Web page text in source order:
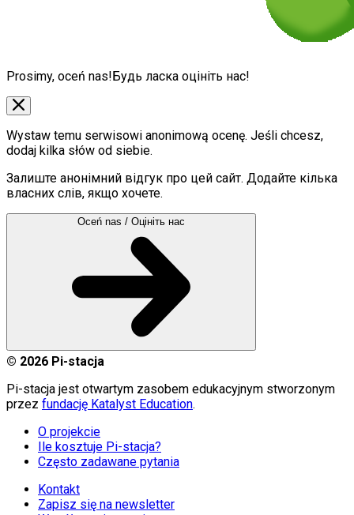
Prosimy, oceń nas!Будь ласка оцініть нас!
Wystaw temu serwisowi anonimową ocenę. Jeśli chcesz,
dodaj kilka słów od siebie.
Залиште анонімний відгук про цей сайт. Додайте кілька
власних слів, якщо хочете.
Oceń nas / Оцініть нас
© 2026 Pi-stacja
Pi-stacja jest otwartym zasobem edukacyjnym stworzonym
przez fundację Katalyst Education.
O projekcie
Ile kosztuje Pi-stacja?
Często zadawane pytania
Kontakt
Zapisz się na newsletter